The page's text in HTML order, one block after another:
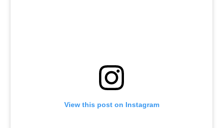
View this post on Instagram